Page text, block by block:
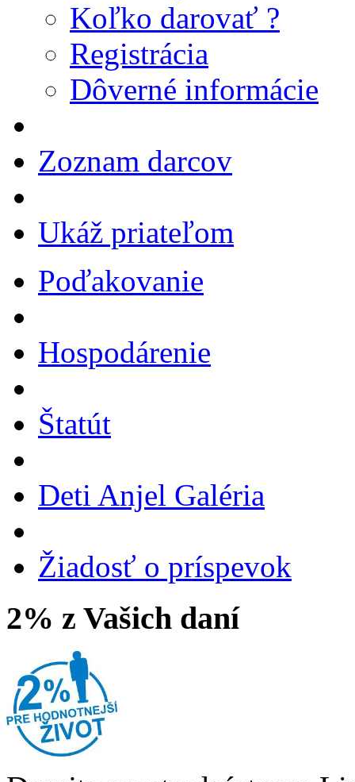
Koľko darovať ?
Registrácia
Dôverné informácie
Zoznam darcov
Ukáž priateľom
Poďakovanie
Hospodárenie
Štatút
Deti Anjel Galéria
Žiadosť o príspevok
2% z Vašich daní